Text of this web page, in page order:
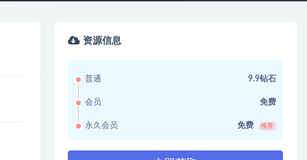
资源信息
普通 9.9钻石
会员 免费
永久会员 免费 推荐